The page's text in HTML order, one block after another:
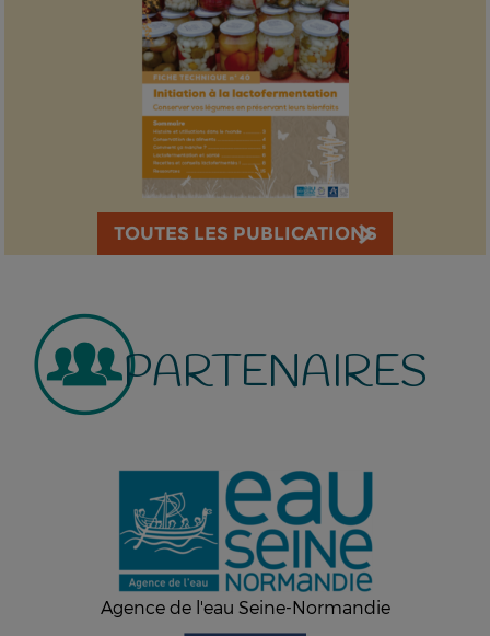
TOUTES LES PUBLICATIONS
PARTENAIRES
Agence de l'eau Seine-Normandie